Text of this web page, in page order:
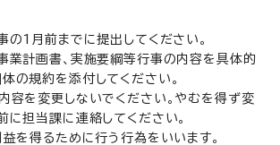
の1月前までに提出してください。
業計画書、実施要綱等行事の内容を具体的
の規約を添付してください。
容を変更しないでください。やむを得ず変
に担当課に連絡してください。
益を得るために行う行為をいいます。